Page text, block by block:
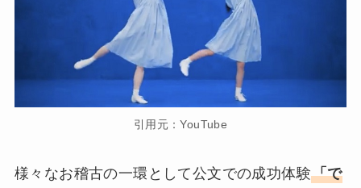
引用元：YouTube
様々なお稽古の一環として公文での成功体験「で